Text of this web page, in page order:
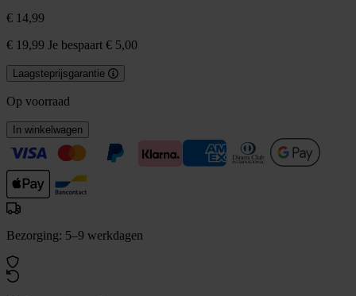
€ 14,99
€ 19,99 Je bespaart € 5,00
Laagsteprijsgarantie
Op voorraad
In winkelwagen
Bezorging: 5–9 werkdagen